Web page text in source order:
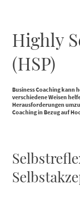
Highly
(HSP)
Business Coaching kann
verschiedene Weisen
Herausforderungen
Coaching in Bezug auf